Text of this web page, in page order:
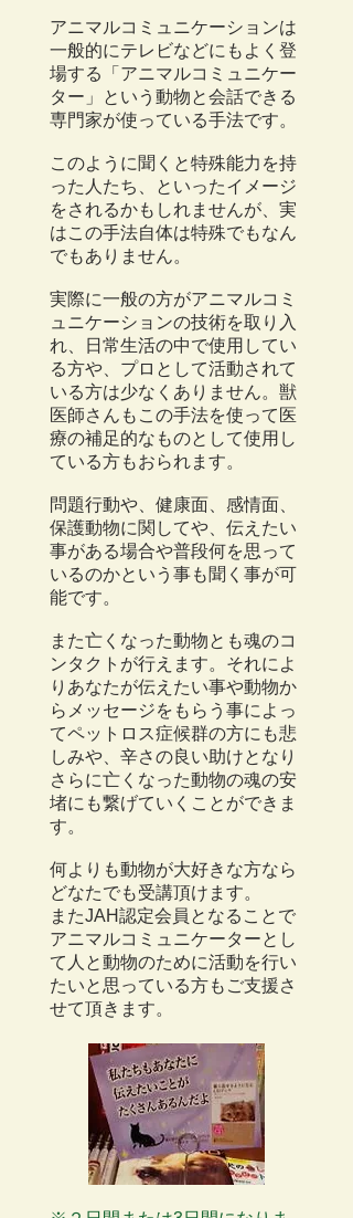
アニマルコミュニケーションは
一般的にテレビなどにもよく登
場する「アニマルコミュニケー
ター」という動物と会話できる
専門家が使っている手法です。
このように聞くと特殊能力を持
った人たち、といったイメージ
をされるかもしれませんが、実
はこの手法自体は特殊でもなん
でもありません。
実際に一般の方がアニマルコミ
ュニケーションの技術を取り入
れ、日常生活の中で使用してい
る方や、プロとして活動されて
いる方は少なくありません。獣
医師さんもこの手法を使って医
療の補足的なものとして使用し
ている方もおられます。
問題行動や、健康面、感情面、
保護動物に関してや、伝えたい
事がある場合や普段何を思って
いるのかという事も聞く事が可
能です。
また亡くなった動物とも魂のコ
ンタクトが行えます。それによ
りあなたが伝えたい事や動物か
らメッセージをもらう事によっ
てペットロス症候群の方にも悲
しみや、辛さの良い助けとなり
さらに亡くなった動物の魂の安
堵にも繋げていくことができま
す。
何よりも動物が大好きな方なら
どなたでも受講頂けます。
またJAH認定会員となることで
アニマルコミュニケーターとし
て人と動物のために活動を行い
たいと思っている方もご支援さ
せて頂きます。